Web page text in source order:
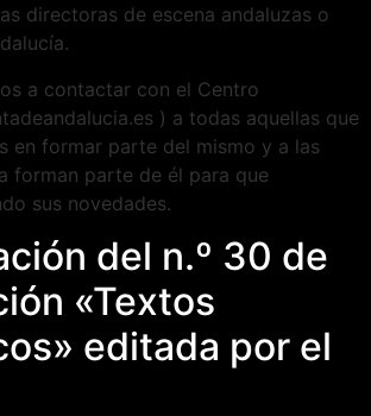
directoras de escena andaluzas o
a contactar con el Centro
) a todas aquellas que
en formar parte del mismo y a las
forman parte de él para que
sus novedades.
del n.º 30 de
«Textos
editada por el